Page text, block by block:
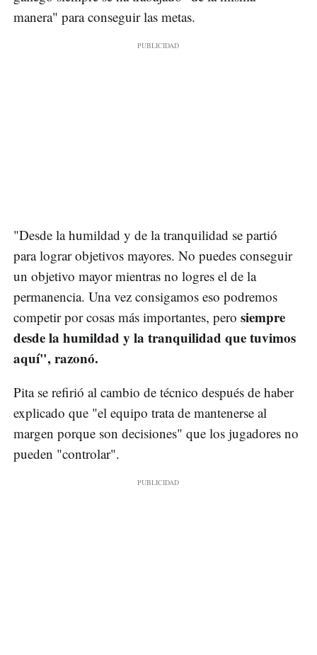
manera" para conseguir las metas.
"Desde la humildad y de la tranquilidad se partió
para lograr objetivos mayores. No puedes conseguir
un objetivo mayor mientras no logres el de la
permanencia. Una vez consigamos eso podremos
competir por cosas más importantes, pero siempre
desde la humildad y la tranquilidad que tuvimos
aquí", razonó.
Pita se refirió al cambio de técnico después de haber
explicado que "el equipo trata de mantenerse al
margen porque son decisiones" que los jugadores no
pueden "controlar".